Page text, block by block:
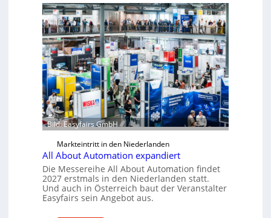
p
d
a
-
M
a
s
c
h
n
e
n
v
o
r
s
c
h
u
g
s
p
r
j
e
k
t
b
Bild: Easyfairs GmbH
Markteintritt in den Niederlanden
All About Automation expandiert
Die Messereihe All About Automation findet
2027 erstmals in den Niederlanden statt.
Und auch in Österreich baut der Veranstalter
Easyfairs sein Angebot aus.